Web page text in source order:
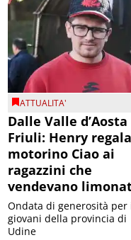
ATTUALITA'
Dalle Valle d’Aosta
Friuli: Henry
motorino Ciao ai
ragazzini che
vendevano
Ondata di generosità per
giovani della provincia di
Udine